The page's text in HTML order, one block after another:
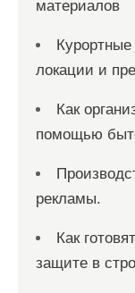
материалов
локации и
Как
помощью
рекламы.
Как
защите в